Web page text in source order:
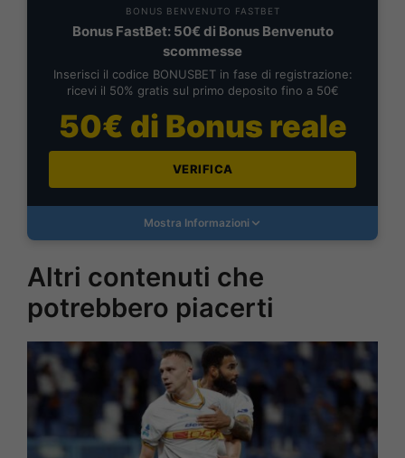
BONUS BENVENUTO FASTBET
Bonus FastBet: 50€ di Bonus Benvenuto
scommesse
Inserisci il codice BONUSBET in fase di registrazione:
ricevi il 50% gratis sul primo deposito fino a 50€
50€ di Bonus reale
VERIFICA
Mostra Informazioni
Altri contenuti che
potrebbero piacerti